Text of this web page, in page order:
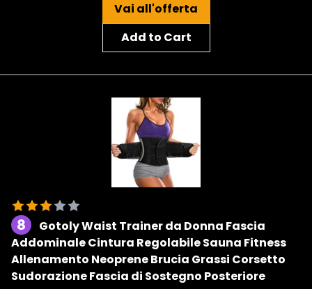
Vai all'offerta
Add to Cart
8
Gotoly Waist Trainer da Donna Fascia
Addominale Cintura Regolabile Sauna Fitness
Allenamento Neoprene Brucia Grassi Corsetto
Sudorazione Fascia di Sostegno Posteriore